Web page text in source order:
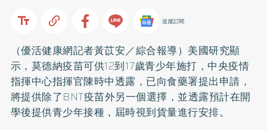
追蹤訂閱
（優活健康網記者黃苡安／綜合報導）美國研究顯
示，莫德納疫苗可供12到17歲青少年施打，中央疫情
指揮中心指揮官陳時中透露，已向食藥署提出申請，
將提供除了BNT疫苗外另一個選擇，並透露預計在開
學後提供青少年接種，屆時視到貨量進行安排。